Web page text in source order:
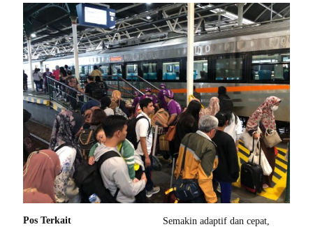
Semakin adaptif dan cepat,
Pos Terkait